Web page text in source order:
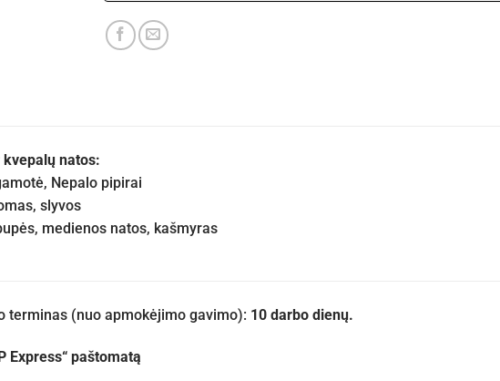
kvepalų natos:
Nepalo pipirai
slyvos
medienos natos, kašmyras
terminas (nuo apmokėjimo gavimo): 10 darbo dienų.
Express“ paštomatą